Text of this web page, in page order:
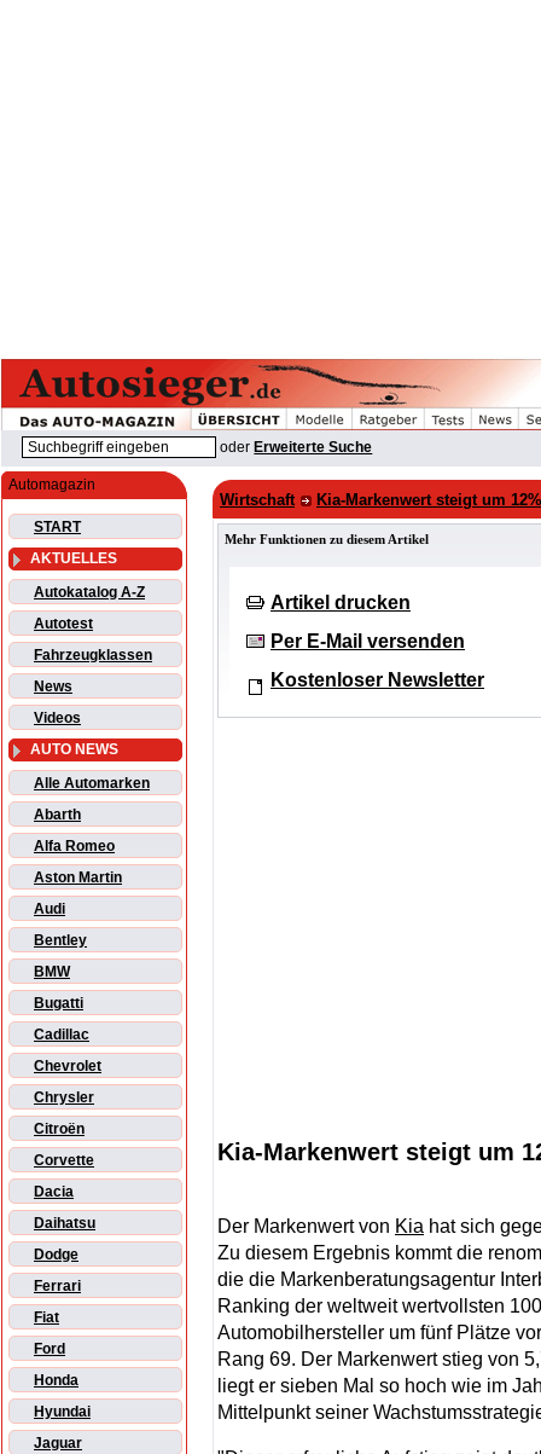
oder Erweiterte Suche
Automagazin
START
AKTUELLES
Autokatalog A-Z
Autotest
Fahrzeugklassen
News
Videos
AUTO NEWS
Alle Automarken
Abarth
Alfa Romeo
Aston Martin
Audi
Bentley
BMW
Bugatti
Cadillac
Chevrolet
Chrysler
Citroën
Corvette
Dacia
Daihatsu
Dodge
Ferrari
Fiat
Ford
Honda
Hyundai
Jaguar
Wirtschaft Kia-Markenwert steigt um
Mehr Funktionen zu diesem Artikel
Artikel drucken
Per E-Mail versenden
Kostenloser Newsletter
Kia-Markenwert steigt um
Der Markenwert von Kia hat sich
Zu diesem Ergebnis kommt die
die die Markenberatungsagentur
Ranking der weltweit wertvollsten
Automobilhersteller um fünf Plätze
Rang 69. Der Markenwert stieg von
liegt er sieben Mal so hoch wie im
Mittelpunkt seiner